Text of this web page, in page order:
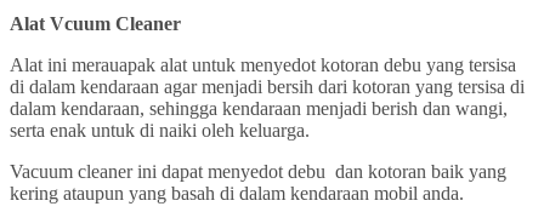
Alat Vcuum Cleaner
Alat ini merauapak alat untuk menyedot kotoran debu yang tersisa
di dalam kendaraan agar menjadi bersih dari kotoran yang tersisa di
dalam kendaraan, sehingga kendaraan menjadi berish dan wangi,
serta enak untuk di naiki oleh keluarga.
Vacuum cleaner ini dapat menyedot debu dan kotoran baik yang
kering ataupun yang basah di dalam kendaraan mobil anda.